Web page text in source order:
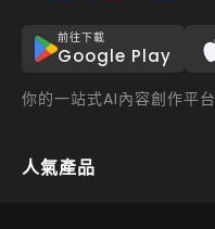
前往下載
Google Play
你的一站式AI內容創作平台
人氣產品